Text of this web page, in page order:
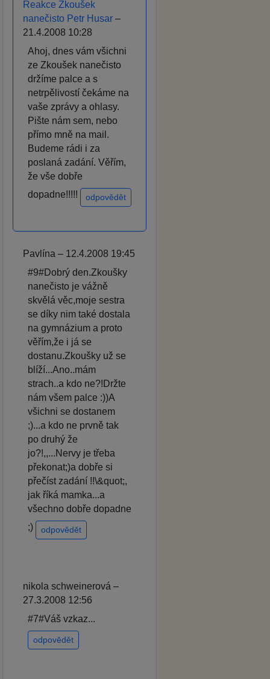
Reakce Zkoušek
nanečisto Petr Husar –
21.4.2008 10:28
Ahoj, dnes vám všichni
ze Zkoušek nanečisto
držíme palce a s
netrpělivostí čekáme na
vaše zprávy a ohlasy.
Pište nám sem, nebo
přímo mně na mail.
Budeme rádi i za
poslaná zadání. Věřím,
že vše dobře
dopadne!!!!!
odpovědět
Pavlína – 12.4.2008 19:45
#9#Dobrý den.Zkoušky
nanečisto je vážně
skvělá věc,moje sestra
se díky nim také dostala
na gymnázium a proto
věřím,že i já se
dostanu.Zkoušky už se
blíží...Ano..mám
strach..a kdo ne?!Držte
nám všem palce :))A
všichni se dostanem
;)...a kdo ne prvně tak
po druhý že
jo?!,,...Nervy je třeba
překonat;)a dobře si
přečíst zadání !!\&quot;,
jak říká mamka...a
všechno dobře dopadne
;)
odpovědět
nikola schweinerová –
27.3.2008 12:56
#7#Váš vzkaz...
odpovědět